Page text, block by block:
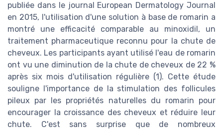
publiée dans le journal European Dermatology Journal
en 2015, l'utilisation d'une solution à base de romarin a
montré une efficacité comparable au minoxidil, un
traitement pharmaceutique reconnu pour la chute de
cheveux. Les participants ayant utilisé l'eau de romarin
ont vu une diminution de la chute de cheveux de 22 %
après six mois d'utilisation régulière (1). Cette étude
souligne l'importance de la stimulation des follicules
pileux par les propriétés naturelles du romarin pour
encourager la croissance des cheveux et réduire leur
chute. C'est sans surprise que de nombreux